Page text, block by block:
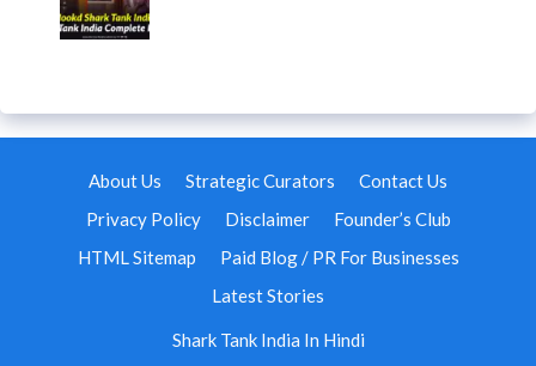
About Us Strategic Curators
Contact Us
Privacy Policy
Disclaimer
Founder’s Club
HTML Sitemap
Paid Blog / PR For Businesses
Latest Stories
Shark Tank India In Hindi